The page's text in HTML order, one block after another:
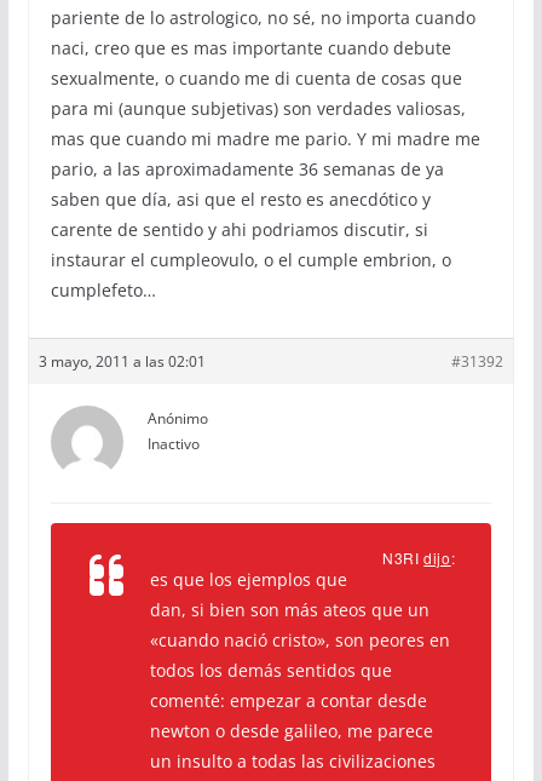
pariente de lo astrologico, no sé, no importa cuando
naci, creo que es mas importante cuando debute
sexualmente, o cuando me di cuenta de cosas que
para mi (aunque subjetivas) son verdades valiosas,
mas que cuando mi madre me pario. Y mi madre me
pario, a las aproximadamente 36 semanas de ya
saben que día, asi que el resto es anecdótico y
carente de sentido y ahi podriamos discutir, si
instaurar el cumpleovulo, o el cumple embrion, o
cumplefeto…
3 mayo, 2011 a las 02:01 #31392
Anónimo
Inactivo
N3RIdijo:
es que los ejemplos que
dan, si bien son más ateos que un
«cuando nació cristo», son peores en
todos los demás sentidos que
comenté: empezar a contar desde
newton o desde galileo, me parece
un insulto a todas las civilizaciones